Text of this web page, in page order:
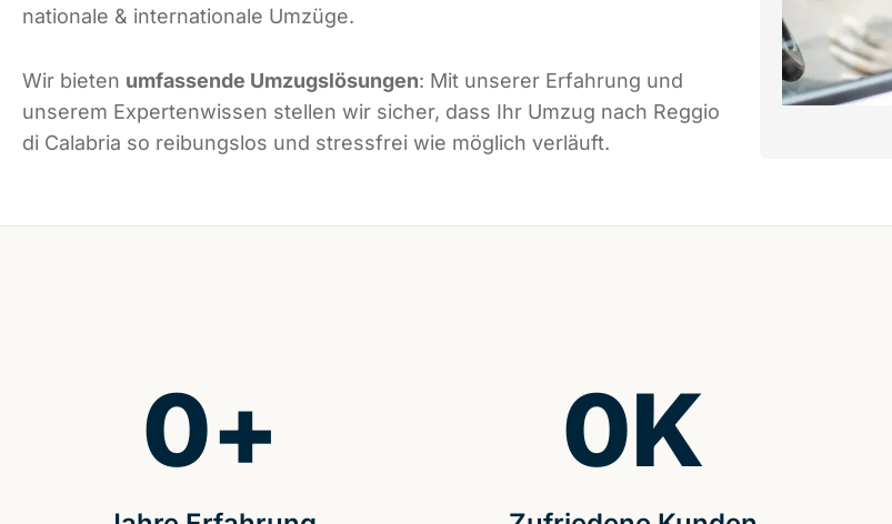
nationale & internationale Umzüge.
Wir bieten umfassende Umzugslösungen: Mit unserer Erfahrung und
unserem Expertenwissen stellen wir sicher, dass Ihr Umzug nach Reggio
di Calabria so reibungslos und stressfrei wie möglich verläuft.
0+ 0K